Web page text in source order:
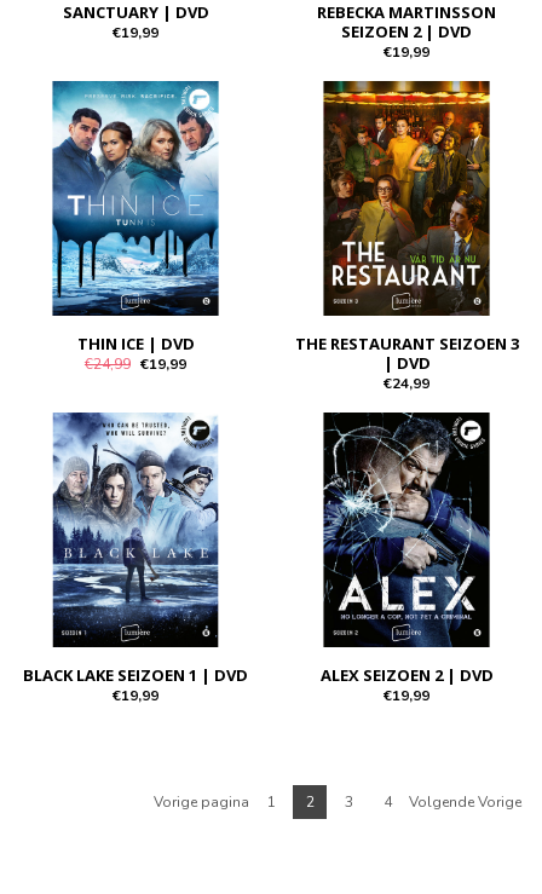
SANCTUARY | DVD
€19,99
REBECKA MARTINSSON
SEIZOEN 2 | DVD
€19,99
THIN ICE | DVD
€24,99 €19,99
THE RESTAURANT SEIZOEN 3
| DVD
€24,99
BLACK LAKE SEIZOEN 1 | DVD
€19,99
ALEX SEIZOEN 2 | DVD
€19,99
Vorige pagina 1 2 3 4 Volgende Vorige